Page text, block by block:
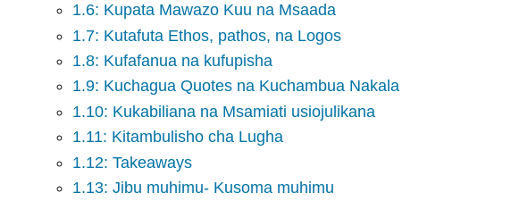
1.6: Kupata Mawazo Kuu na Msaada
1.7: Kutafuta Ethos, pathos, na Logos
1.8: Kufafanua na kufupisha
1.9: Kuchagua Quotes na Kuchambua Nakala
1.10: Kukabiliana na Msamiati usiojulikana
1.11: Kitambulisho cha Lugha
1.12: Takeaways
1.13: Jibu muhimu- Kusoma muhimu